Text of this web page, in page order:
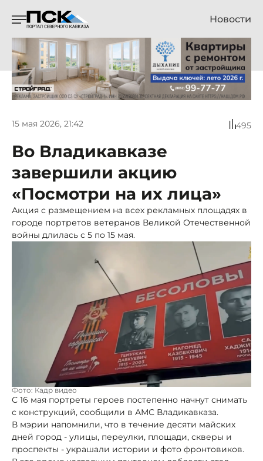
Новости
15 мая 2026, 21:42 495
Во Владикавказе
завершили акцию
«Посмотри на их лица»
Акция с размещением на всех рекламных площадях в
городе портретов ветеранов Великой Отечественной
войны длилась с 5 по 15 мая.
Фото: Кадр видео
С 16 мая портреты героев постепенно начнут снимать
с конструкций, сообщили в АМС Владикавказа.
В мэрии напомнили, что в течение десяти майских
дней город - улицы, переулки, площади, скверы и
проспекты - украшали истории и фото фронтовиков.